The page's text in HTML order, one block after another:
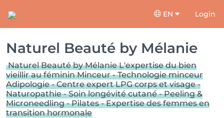
EN Login
Naturel Beauté by Mélanie
Naturel Beauté by Mélanie L'expertise du bien
vieillir au féminin Minceur - Technologie minceur
Adipologie - Centre expert LPG corps et visage -
Naturopathie - Soin longévité cutané - Peeling &
Microneedling - Pilates - Expertise des femmes en
transition hormonale